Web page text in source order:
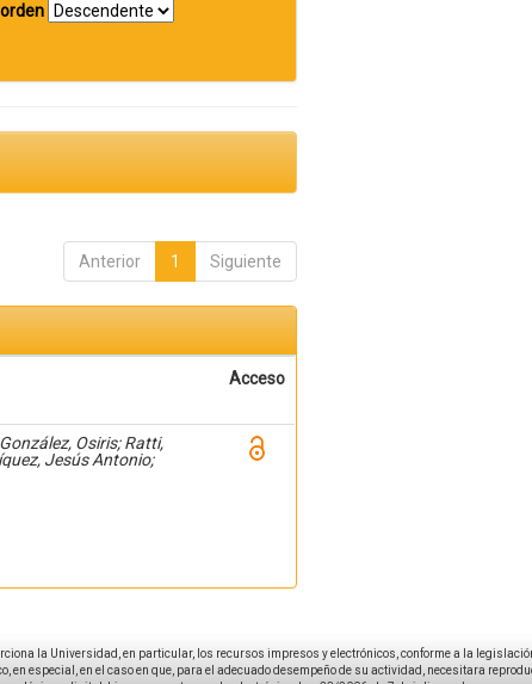
orden
Anterior 1 Siguiente
Acceso
Osiris; Ratti,
Jesús Antonio;
Ramírez Cruz,
Granados, Julio;
la Universidad, en particular, los recursos impresos y electrónicos, conforme a la
especial, en el caso en que, para el adecuado desempeño de su actividad, necesitara